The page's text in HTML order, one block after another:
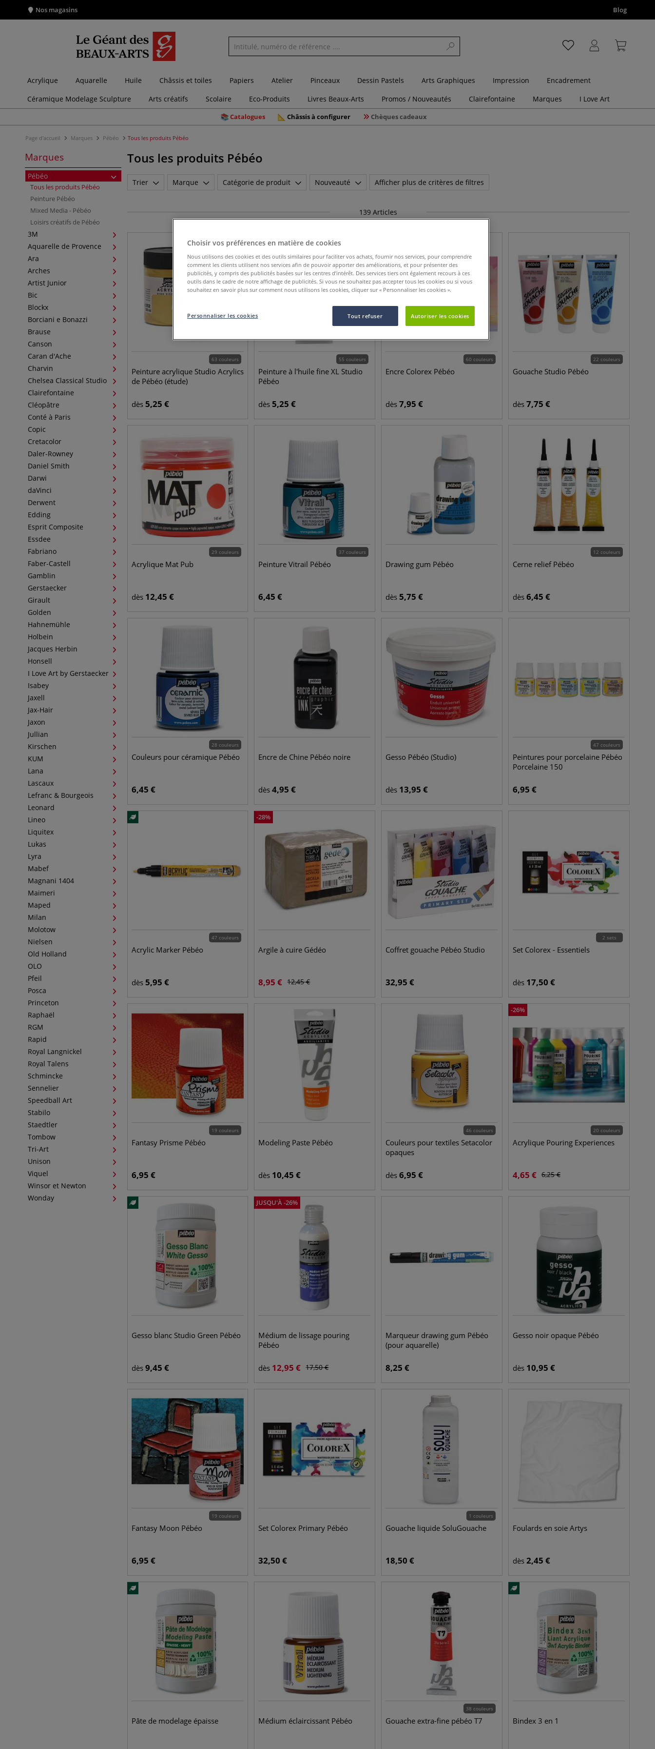
Nos magasins Blog
Acrylique Aquarelle Huile Châssis et toiles Papiers Atelier Pinceaux Dessin Pastels Arts Graphiques Impression
Encadrement
Céramique Modelage Sculpture
Arts créatifs Scolaire Eco-Produits Livres Beaux-Arts Promos / Nouveautés Clairefontaine Marques I Love Art
Catalogues Châssis à configurer Chèques cadeaux
Page d'accueil Marques Pébéo Tous les produits Pébéo
Marques
Pébéo
Tous les produits Pébéo
Peinture Pébéo
Mixed Media - Pébéo
Loisirs créatifs de Pébéo
3M
Aquarelle de Provence
Ara
Arches
Artist Junior
Bic
Blockx
Borciani e Bonazzi
Brause
Canson
Caran d'Ache
Charvin
Chelsea Classical Studio
Clairefontaine
Cléopâtre
Conté à Paris
Copic
Cretacolor
Daler-Rowney
Daniel Smith
Darwi
daVinci
Derwent
Edding
Esprit Composite
Essdee
Fabriano
Faber-Castell
Gamblin
Gerstaecker
Girault
Golden
Hahnemühle
Holbein
Jacques Herbin
Honsell
I Love Art by Gerstaecker
Isabey
Jaxell
Jax-Hair
Jaxon
Jullian
Kirschen
KUM
Lana
Lascaux
Lefranc & Bourgeois
Leonard
Lineo
Liquitex
Lukas
Lyra
Mabef
Magnani 1404
Maimeri
Maped
Milan
Molotow
Nielsen
Old Holland
OLO
Pfeil
Posca
Princeton
Raphaël
RGM
Rapid
Royal Langnickel
Royal Talens
Schmincke
Sennelier
Speedball Art
Stabilo
Staedtler
Tombow
Tri-Art
Unison
Viquel
Winsor et Newton
Wonday
Tous les produits Pébéo
Trier Marque Catégorie de produit Nouveauté Afficher plus de critères de filtres
139 Articles
63 couleurs
Peinture acrylique Studio Acrylics
de Pébéo (étude)
dès 5,25 €
55 couleurs
Peinture à l'huile fine XL Studio
Pébéo
dès 5,25 €
60 couleurs
Encre Colorex Pébéo
dès 7,95 €
22 couleurs
Gouache Studio Pébéo
dès 7,75 €
29 couleurs
Acrylique Mat Pub
dès 12,45 €
37 couleurs
Peinture Vitrail Pébéo
6,45 €
Drawing gum Pébéo
dès 5,75 €
12 couleurs
Cerne relief Pébéo
dès 6,45 €
28 couleurs
Couleurs pour céramique Pébéo
6,45 €
Encre de Chine Pébéo noire
dès 4,95 €
Gesso Pébéo (Studio)
dès 13,95 €
47 couleurs
Peintures pour porcelaine Pébéo
Porcelaine 150
6,95 €
47 couleurs
Acrylic Marker Pébéo
dès 5,95 €
-28%
Argile à cuire Gédéo
8,95 € 12,45€
Coffret gouache Pébéo Studio
32,95 €
2 sets
Set Colorex - Essentiels
dès 17,50 €
19 couleurs
Fantasy Prisme Pébéo
6,95 €
Modeling Paste Pébéo
dès 10,45 €
46 couleurs
Couleurs pour textiles Setacolor
opaques
dès 6,95 €
-26%
20 couleurs
Acrylique Pouring Experiences
4,65 € 6,25€
Gesso blanc Studio Green Pébéo
dès 9,45 €
JUSQU'À-26%
Médium de lissage pouring
Pébéo
dès 12,95 € 17,50€
Marqueur drawing gum Pébéo
(pour aquarelle)
8,25 €
Gesso noir opaque Pébéo
dès 10,95 €
19 couleurs
Fantasy Moon Pébéo
6,95 €
Set Colorex Primary Pébéo
32,50 €
1 couleurs
Gouache liquide SoluGouache
18,50 €
Foulards en soie Artys
dès 2,45 €
Pâte de modelage épaisse Médium éclaircissant Pébéo
38 couleurs
Gouache extra-fine pébéo T7 Bindex 3 en 1
Choisir vos préférences en matière de cookies
Nous utilisons des cookies et des outils similaires pour faciliter vos achats, fournir nos services, pour comprendre
comment les clients utilisent nos services afin de pouvoir apporter des améliorations, et pour présenter des
publicités, y compris des publicités basées sur les centres d’intérêt. Des services tiers ont également recours à ces
outils dans le cadre de notre affichage de publicités. Si vous ne souhaitez pas accepter tous les cookies ou si vous
souhaitez en savoir plus sur comment nous utilisons les cookies, cliquer sur « Personnaliser les cookies ».
Tout refuser Autoriser les cookies
Personnaliser les cookies